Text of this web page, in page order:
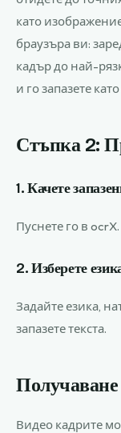
като
браузъра ви:
кадър до най-
и го запазете
Стъпка 2:
1. Качете
Пуснете го в ocrX.
2. Изберете
Задайте езика,
запазете текста.
Получаване
Видео кадрите